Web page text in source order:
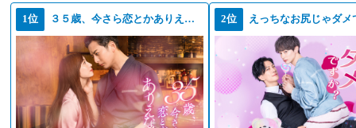
1位 ３５歳、今さら恋とかありえない 2位 えっちなお尻じゃダメ